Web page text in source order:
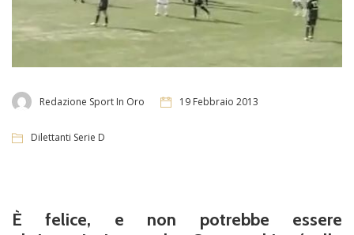
Redazione Sport In Oro 19 Febbraio 2013
Dilettanti Serie D
È felice, e non potrebbe essere